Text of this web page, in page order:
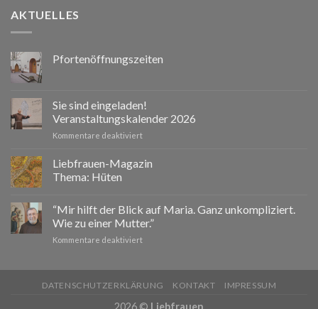
AKTUELLES
Pfortenöffnungszeiten
Sie sind eingeladen!
Veranstaltungskalender 2026
Kommentare deaktiviertfür
sind
eingeladen!
Liebfrauen-Magazin
Thema: Hüten
“Mir hilft der Blick auf Maria. Ganz unkompliziert.
Wie zu einer Mutter.”
Kommentare deaktiviertfür
Blick
DATENSCHUTZERKLÄRUNG KONTAKT IMPRESSUM
2026 © Liebfrauen